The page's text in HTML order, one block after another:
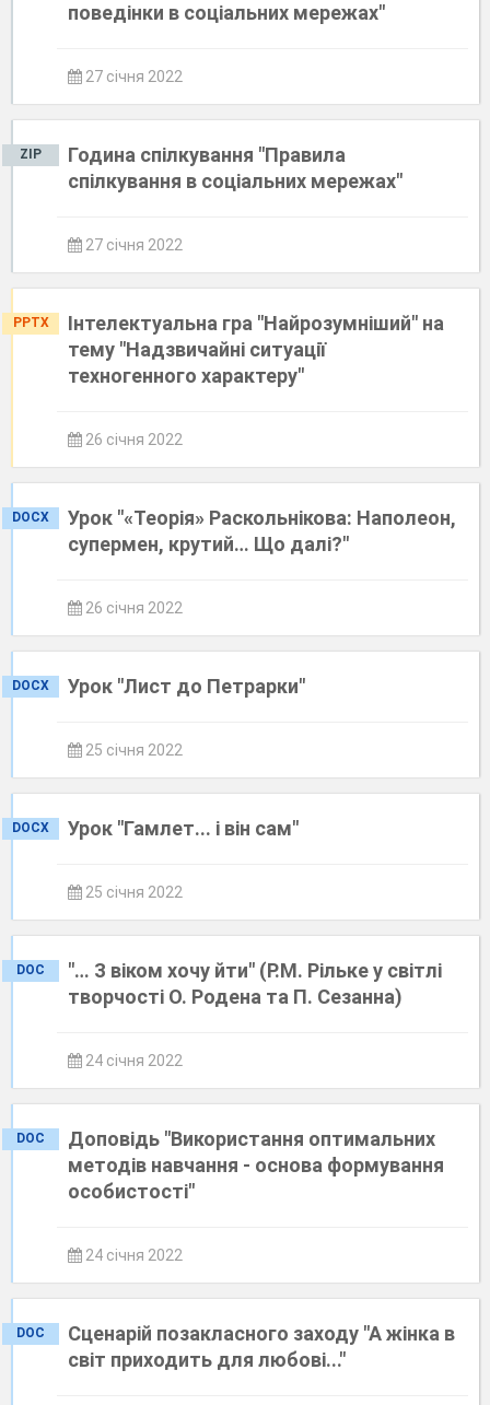
поведінки в соціальних мережах"
27 січня 2022
ZIP
Година спілкування "Правила
спілкування в соціальних мережах"
27 січня 2022
PPTX
Інтелектуальна гра "Найрозумніший" на
тему "Надзвичайні ситуації
техногенного характеру"
26 січня 2022
DOCX
Урок "«Теорія» Раскольнікова: Наполеон,
супермен, крутий… Що далі?"
26 січня 2022
DOCX Урок "Лист до Петрарки"
25 січня 2022
DOCX Урок "Гамлет... і він сам"
25 січня 2022
DOC
"… З віком хочу йти" (Р.М. Рільке у світлі
творчості О. Родена та П. Сезанна)
24 січня 2022
DOC
Доповідь "Використання оптимальних
методів навчання - основа формування
особистості"
24 січня 2022
DOC
Сценарій позакласного заходу "А жінка в
світ приходить для любові..."